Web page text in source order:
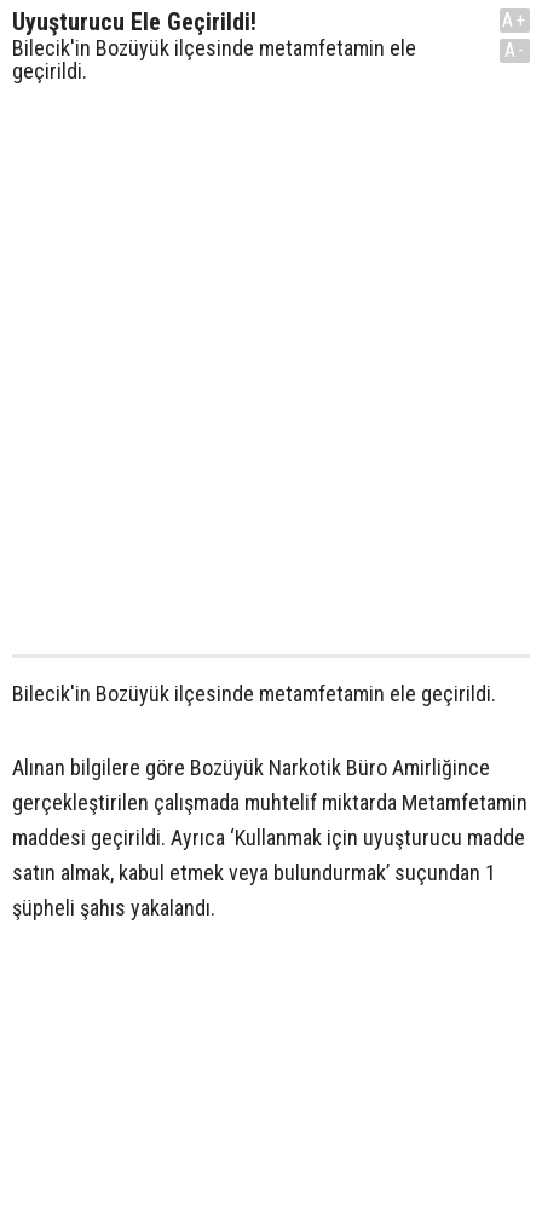
Uyuşturucu Ele Geçirildi!
Bilecik'in Bozüyük ilçesinde metamfetamin ele
geçirildi.
A+
A-
Bilecik'in Bozüyük ilçesinde metamfetamin ele geçirildi.
Alınan bilgilere göre Bozüyük Narkotik Büro Amirliğince
gerçekleştirilen çalışmada muhtelif miktarda Metamfetamin
maddesi geçirildi. Ayrıca ‘Kullanmak için uyuşturucu madde
satın almak, kabul etmek veya bulundurmak’ suçundan 1
şüpheli şahıs yakalandı.